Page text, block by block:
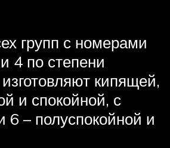
групп с номерами
4 по степени
кипящей,
и спокойной, с
– полуспокойной и